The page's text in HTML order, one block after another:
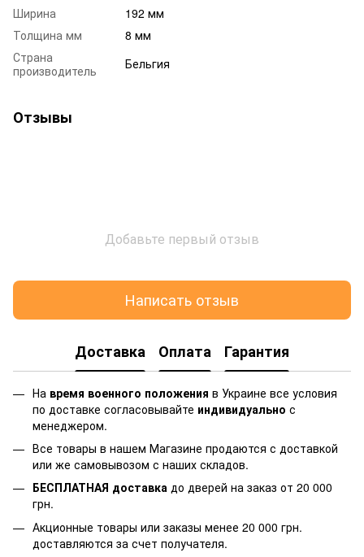
Ширина
192 мм
Толщина мм
8 мм
Страна
производитель
Бельгия
Отзывы
Добавьте первый отзыв
Написать отзыв
Доставка Оплата Гарантия
На время военного положения в Украине все условия
по доставке согласовывайте индивидуально с
менеджером.
Все товары в нашем Магазине продаются с доставкой
или же самовывозом с наших складов.
БЕСПЛАТНАЯ доставка до дверей на заказ от 20 000
грн.
Акционные товары или заказы менее 20 000 грн.
доставляются за счет получателя.